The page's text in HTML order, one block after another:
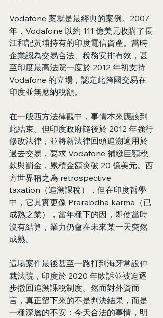
Vodafone 案就是最經典的案例。2007
年，Vodafone 以約 111 億美元收購了長
江和記黃埔持有的印度電信資產。當時
企業認為交易合法、稅務安排有效，甚
至印度最高法院一度於 2012 年初支持
Vodafone 的立場，認定此跨國交易在
印度並無應納稅額。
在一般西方法律觀中，事情本來應該到
此結束。但印度政府隨後於 2012 年強行
修改法律，並將新法律回頭追溯適用於
過去交易，要求 Vodafone 補繳巨額稅
款與罰金，累積金額突破 20 億美元。西
方世界稱之為 retrospective
taxation（追溯課稅），但在印度哲學
中，它其實更像 Prarabdha karma（已
成熟之業），當年種下的因，即使當時
沒有結算，業力仍會在未來某一天突然
成熟。
這場案件最後甚至一路打到海牙常設仲
裁法院，印度於 2020 年敗訴並被迫逐
步撤回追溯課稅制度。然而對外資而
言，真正留下來的不是判決結果，而是
一種深層的不安：今天合法的事情，明